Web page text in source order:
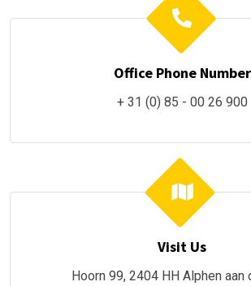
Office Phone Number
+ 31 (0) 85 - 00 26 900
Visit Us
Hoorn 99, 2404 HH Alphen aan